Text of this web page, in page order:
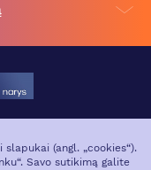
(angl. „cookies“).
Savo sutikimą galite